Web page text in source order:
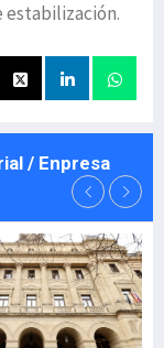
estabilización.
/ Enpresa